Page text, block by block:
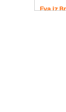
jezik,